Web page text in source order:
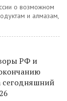
о возможном
и алмазам,
РФ и
сегодняшний